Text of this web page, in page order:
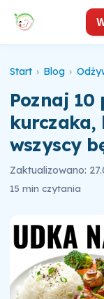
Start › Blog ›
Poznaj 10
kurczaka,
wszyscy
Zaktualizowano:
15 min czytania